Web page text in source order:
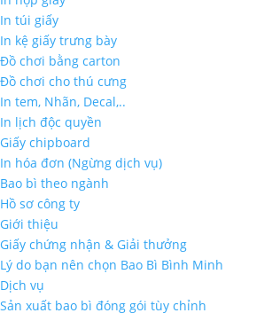
In túi giấy
In kệ giấy trưng bày
Đồ chơi bằng carton
Đồ chơi cho thú cưng
In tem, Nhãn, Decal,..
In lịch độc quyền
Giấy chipboard
In hóa đơn (Ngừng dịch vụ)
Bao bì theo ngành
Hồ sơ công ty
Giới thiệu
Giấy chứng nhận & Giải thưởng
Lý do bạn nên chọn Bao Bì Bình Minh
Dịch vụ
Sản xuất bao bì đóng gói tùy chỉnh